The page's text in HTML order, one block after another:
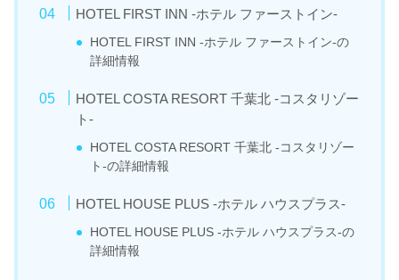
HOTEL FIRST INN -ホテル ファーストイン-
HOTEL FIRST INN -ホテル ファーストイン-の
詳細情報
HOTEL COSTA RESORT 千葉北 -コスタリゾー
ト-
HOTEL COSTA RESORT 千葉北 -コスタリゾー
ト-の詳細情報
HOTEL HOUSE PLUS -ホテル ハウスプラス-
HOTEL HOUSE PLUS -ホテル ハウスプラス-の
詳細情報